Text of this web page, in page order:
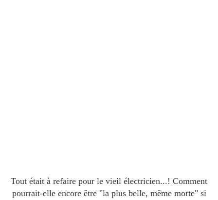
Tout était à refaire pour le vieil électricien...! Comment
pourrait-elle encore être "la plus belle, même morte" si